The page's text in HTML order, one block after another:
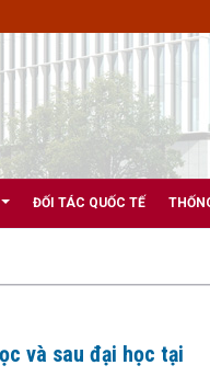
ĐỐI TÁC QUỐC TẾ
và sau đại học tại